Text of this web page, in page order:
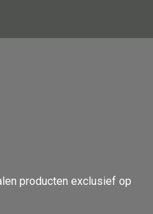
producten exclusief op